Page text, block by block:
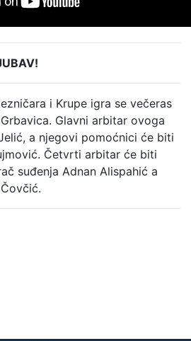
i Krupe igra se večeras
Glavni arbitar ovoga
a njegovi pomoćnici će biti
Četvrti arbitar će biti
suđenja Adnan Alispahić a